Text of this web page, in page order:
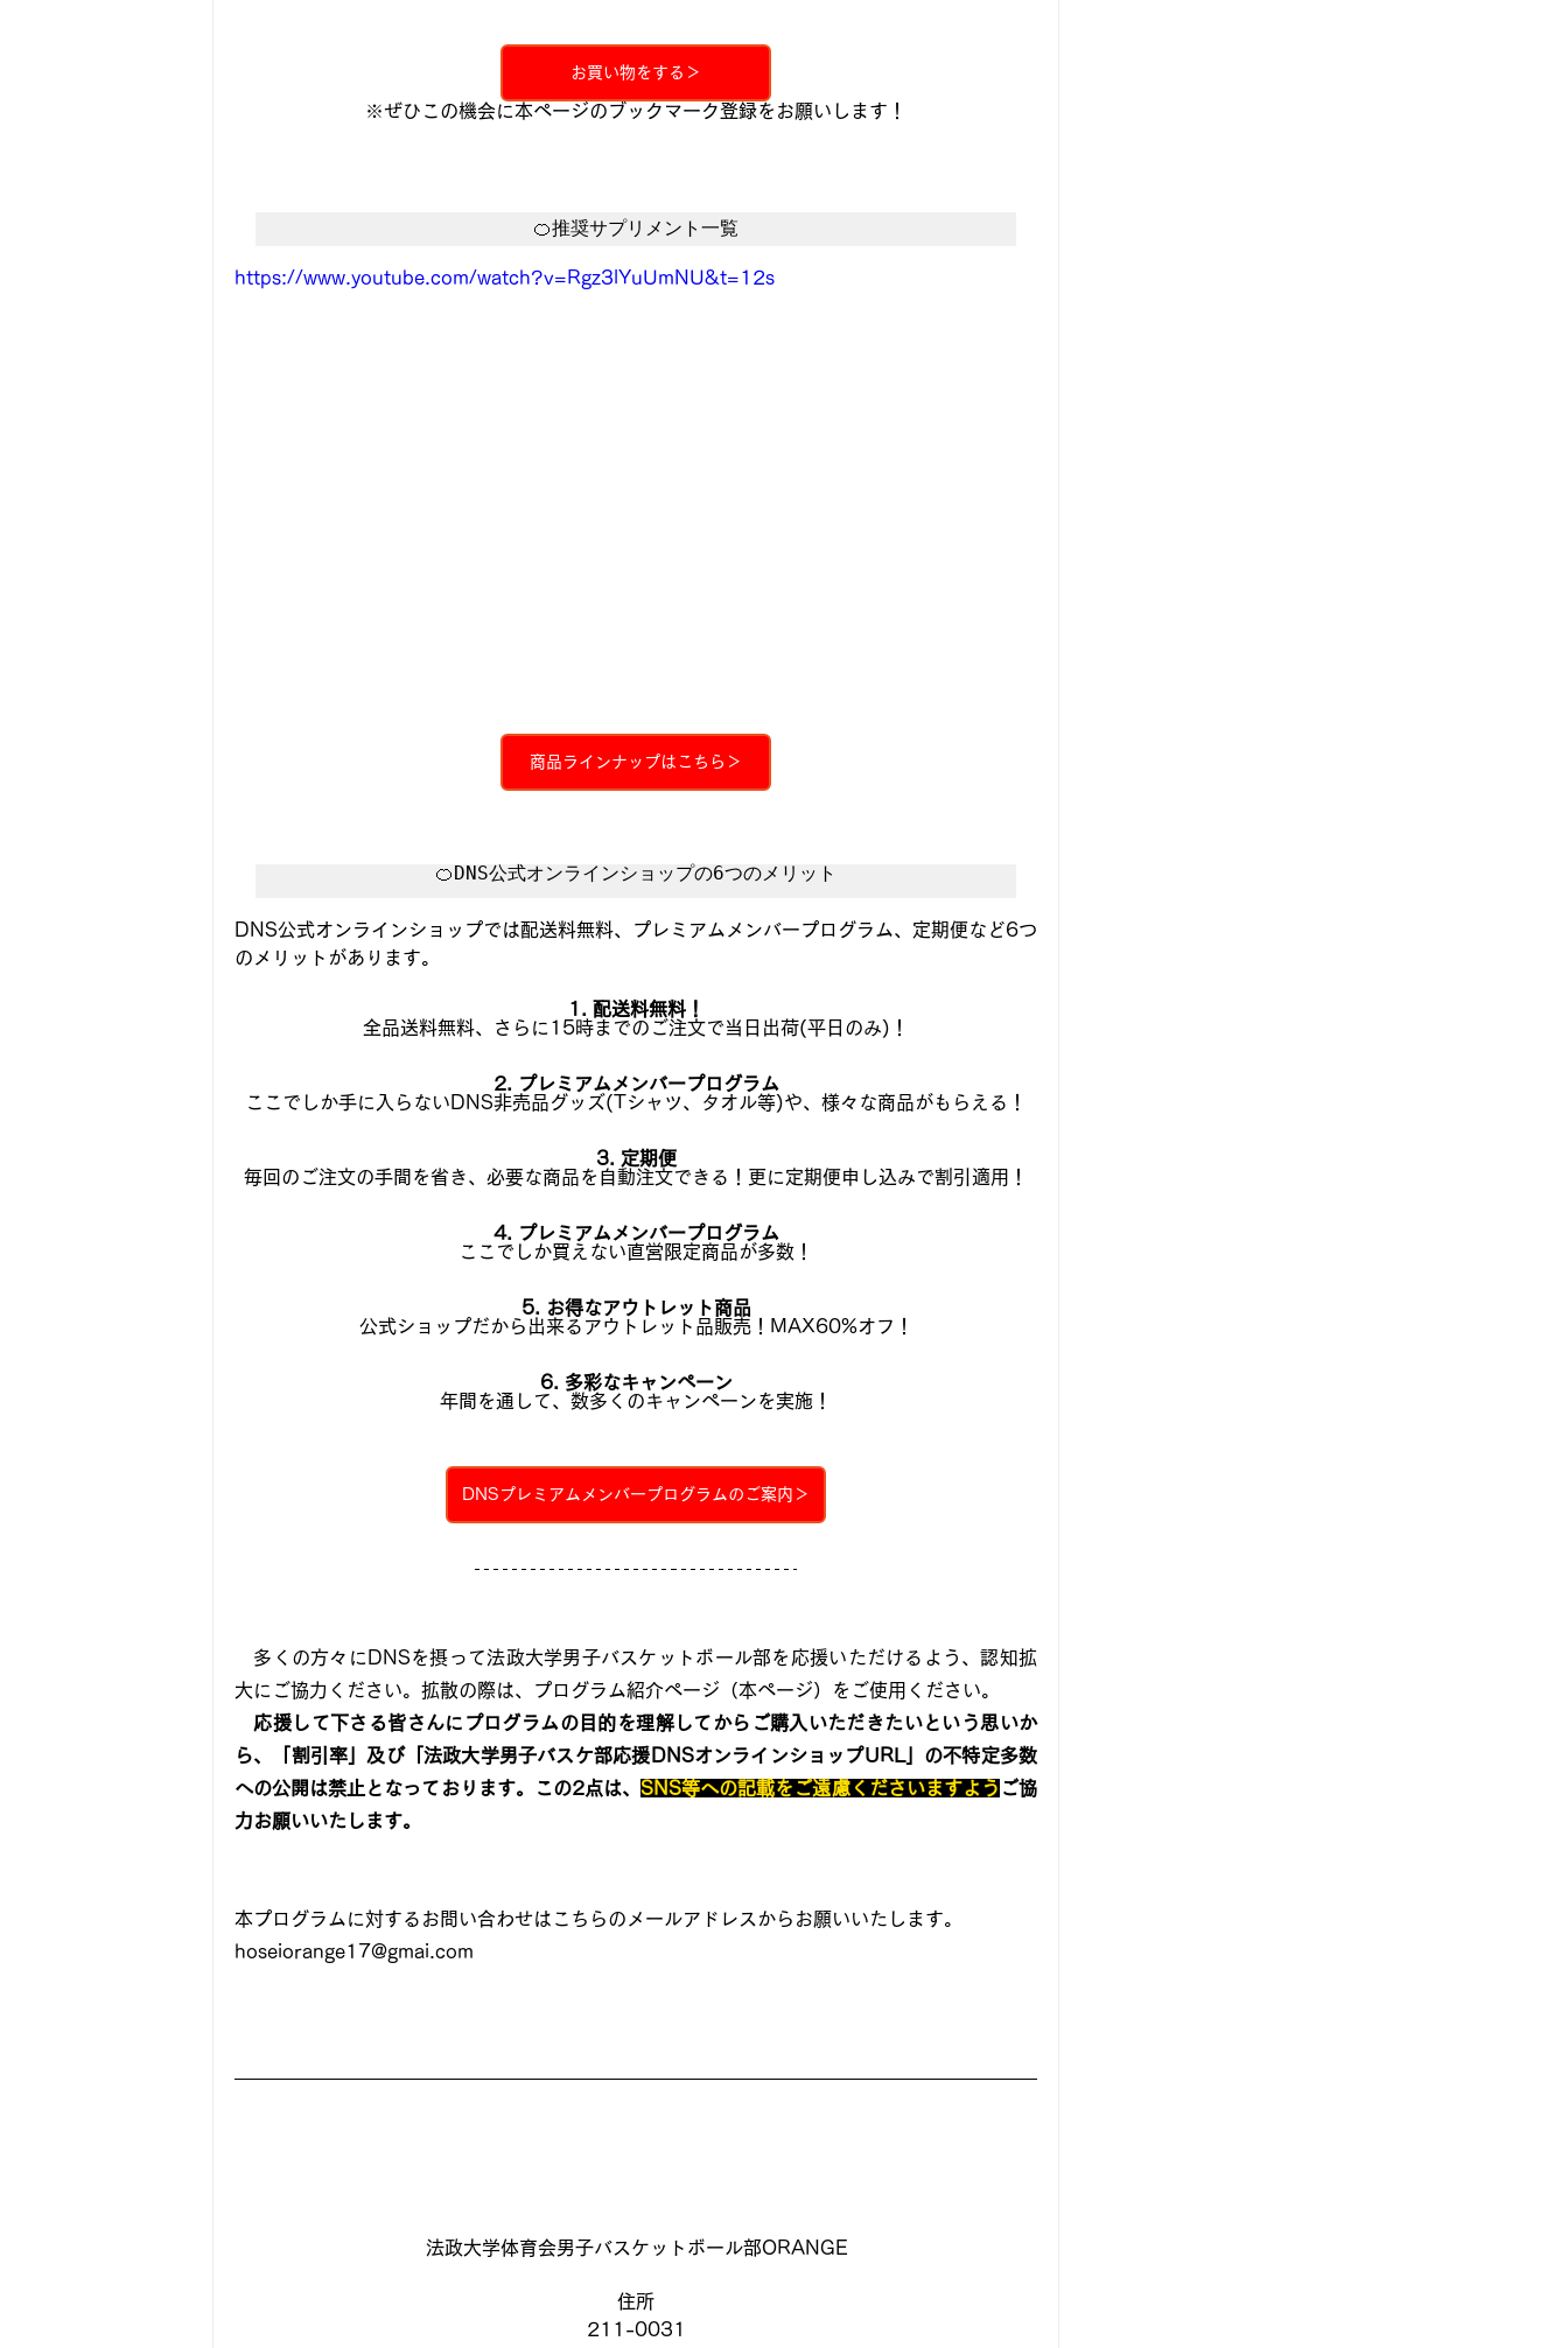
お買い物をする＞
※ぜひこの機会に本ページのブックマーク登録をお願いします！
🍊推奨サプリメント一覧
https://www.youtube.com/watch?v=Rgz3lYuUmNU&t=12s
商品ラインナップはこちら＞
🍊DNS公式オンラインショップの6つのメリット
DNS公式オンラインショップでは配送料無料、プレミアムメンバープログラム、定期便など6つ
のメリットがあります。
1. 配送料無料！
全品送料無料、さらに15時までのご注文で当日出荷(平日のみ)！
2. プレミアムメンバープログラム
ここでしか手に入らないDNS非売品グッズ(Tシャツ、タオル等)や、様々な商品がもらえる！
3. 定期便
毎回のご注文の手間を省き、必要な商品を自動注文できる！更に定期便申し込みで割引適用！
4. プレミアムメンバープログラム
ここでしか買えない直営限定商品が多数！
5. お得なアウトレット商品
公式ショップだから出来るアウトレット品販売！MAX60%オフ！
6. 多彩なキャンペーン
年間を通して、数多くのキャンペーンを実施！
DNSプレミアムメンバープログラムのご案内＞
多くの方々にDNSを摂って法政大学男子バスケットボール部を応援いただけるよう、認知拡
大にご協力ください。拡散の際は、プログラム紹介ページ（本ページ）をご使用ください。
応援して下さる皆さんにプログラムの目的を理解してからご購入いただきたいという思いか
ら、「割引率」及び「法政大学男子バスケ部応援DNSオンラインショップURL」の不特定多数
への公開は禁止となっております。この2点は、SNS等への記載をご遠慮くださいますよう ご協
力お願いいたします。
本プログラムに対するお問い合わせはこちらのメールアドレスからお願いいたします。
hoseiorange17@gmai.com
法政大学体育会男子バスケットボール部ORANGE
住所
211-0031